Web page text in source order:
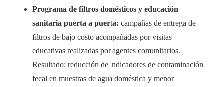
Programa de filtros domésticos y educación
sanitaria puerta a puerta: campañas de entrega de
filtros de bajo costo acompañadas por visitas
educativas realizadas por agentes comunitarios.
Resultado: reducción de indicadores de contaminación
fecal en muestras de agua doméstica y menor